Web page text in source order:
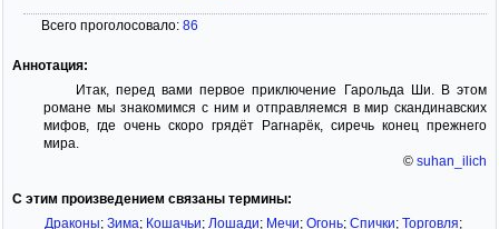
Всего проголосовало: 86
Аннотация:
Итак, перед вами первое приключение Гарольда Ши. В этом
романе мы знакомимся с ним и отправляемся в мир скандинавских
мифов, где очень скоро грядёт Рагнарёк, сиречь конец прежнего
мира.
© suhan_ilich
С этим произведением связаны термины:
Драконы; Зима; Кошачьи; Лошади; Мечи; Огонь; Спички; Торговля;